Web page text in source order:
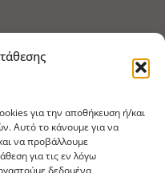
για την αποθήκευση ή/και
Αυτό το κάνουμε για να
να προβάλλουμε
για τις εν λόγω
δεδομένα
Καλλωπισμού